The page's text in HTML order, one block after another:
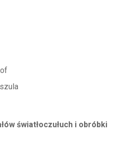
światłoczułuch i obróbki